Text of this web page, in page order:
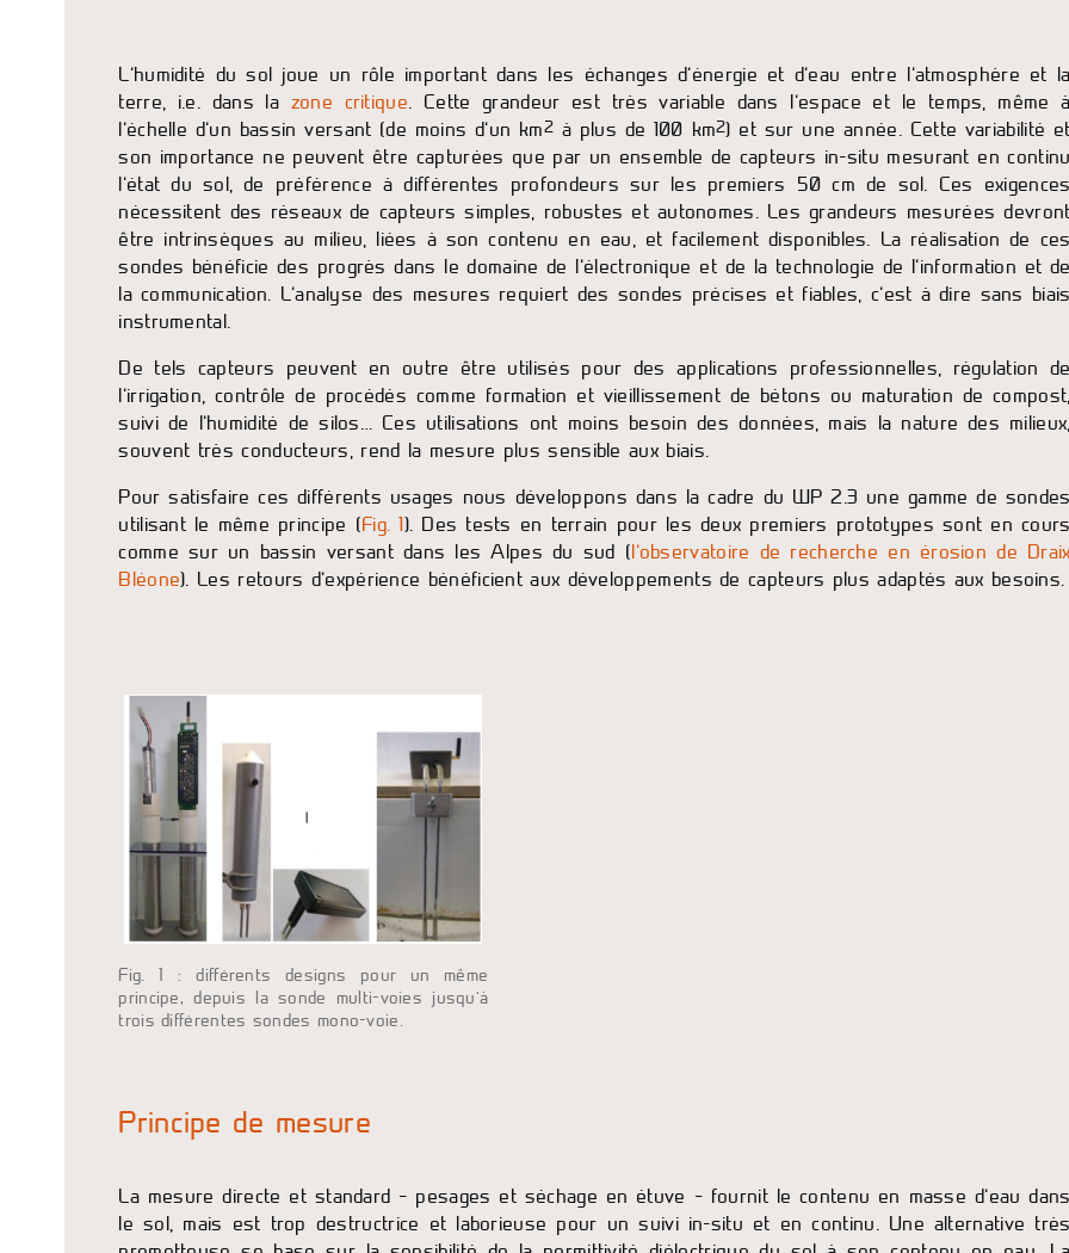
L’humidité du sol joue un rôle important dans les échanges d’énergie et d’eau entre l’atmosphère et la
terre, i.e. dans la zone critique. Cette grandeur est très variable dans l’espace et le temps, même à
l’échelle d’un bassin versant (de moins d’un km2à plus de 100 km2) et sur une année. Cette variabilité et
son importance ne peuvent être capturées que par un ensemble de capteurs in-situ mesurant en continu
l’état du sol, de préférence à différentes profondeurs sur les premiers 50 cm de sol. Ces exigences
nécessitent des réseaux de capteurs simples, robustes et autonomes. Les grandeurs mesurées devront
être intrinsèques au milieu, liées à son contenu en eau, et facilement disponibles. La réalisation de ces
sondes bénéficie des progrès dans le domaine de l’électronique et de la technologie de l’information et de
la communication. L’analyse des mesures requiert des sondes précises et fiables, c’est à dire sans biais
instrumental.
De tels capteurs peuvent en outre être utilisés pour des applications professionnelles, régulation de
l’irrigation, contrôle de procédés comme formation et vieillissement de bétons ou maturation de compost,
suivi de l’humidité de silos… Ces utilisations ont moins besoin des données, mais la nature des milieux,
souvent très conducteurs, rend la mesure plus sensible aux biais.
Pour satisfaire ces différents usages nous développons dans la cadre du WP 2.3 une gamme de sondes
utilisant le même principe (Fig. 1). Des tests en terrain pour les deux premiers prototypes sont en cours
comme sur un bassin versant dans les Alpes du sud (l’observatoire de recherche en érosion de Draix
Bléone). Les retours d’expérience bénéficient aux développements de capteurs plus adaptés aux besoins.
Fig. 1 : différents designs pour un même
principe, depuis la sonde multi-voies jusqu’à
trois différentes sondes mono-voie.
Principe de mesure
La mesure directe et standard – pesages et séchage en étuve – fournit le contenu en masse d’eau dans
le sol, mais est trop destructrice et laborieuse pour un suivi in-situ et en continu. Une alternative très